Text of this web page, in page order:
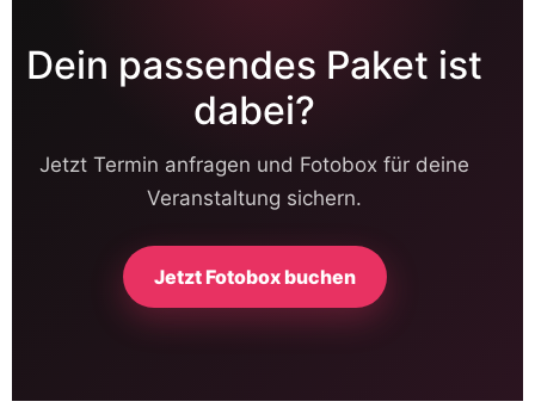
Dein passendes Paket ist
dabei?
Jetzt Termin anfragen und Fotobox für deine
Veranstaltung sichern.
Jetzt Fotobox buchen